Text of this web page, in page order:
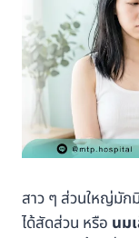
สาว ๆ ส่วนใหญ่มัก
ได้สัดส่วน หรือ นม